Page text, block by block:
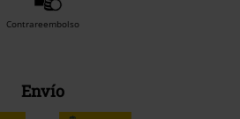
Contrareembolso
Envío